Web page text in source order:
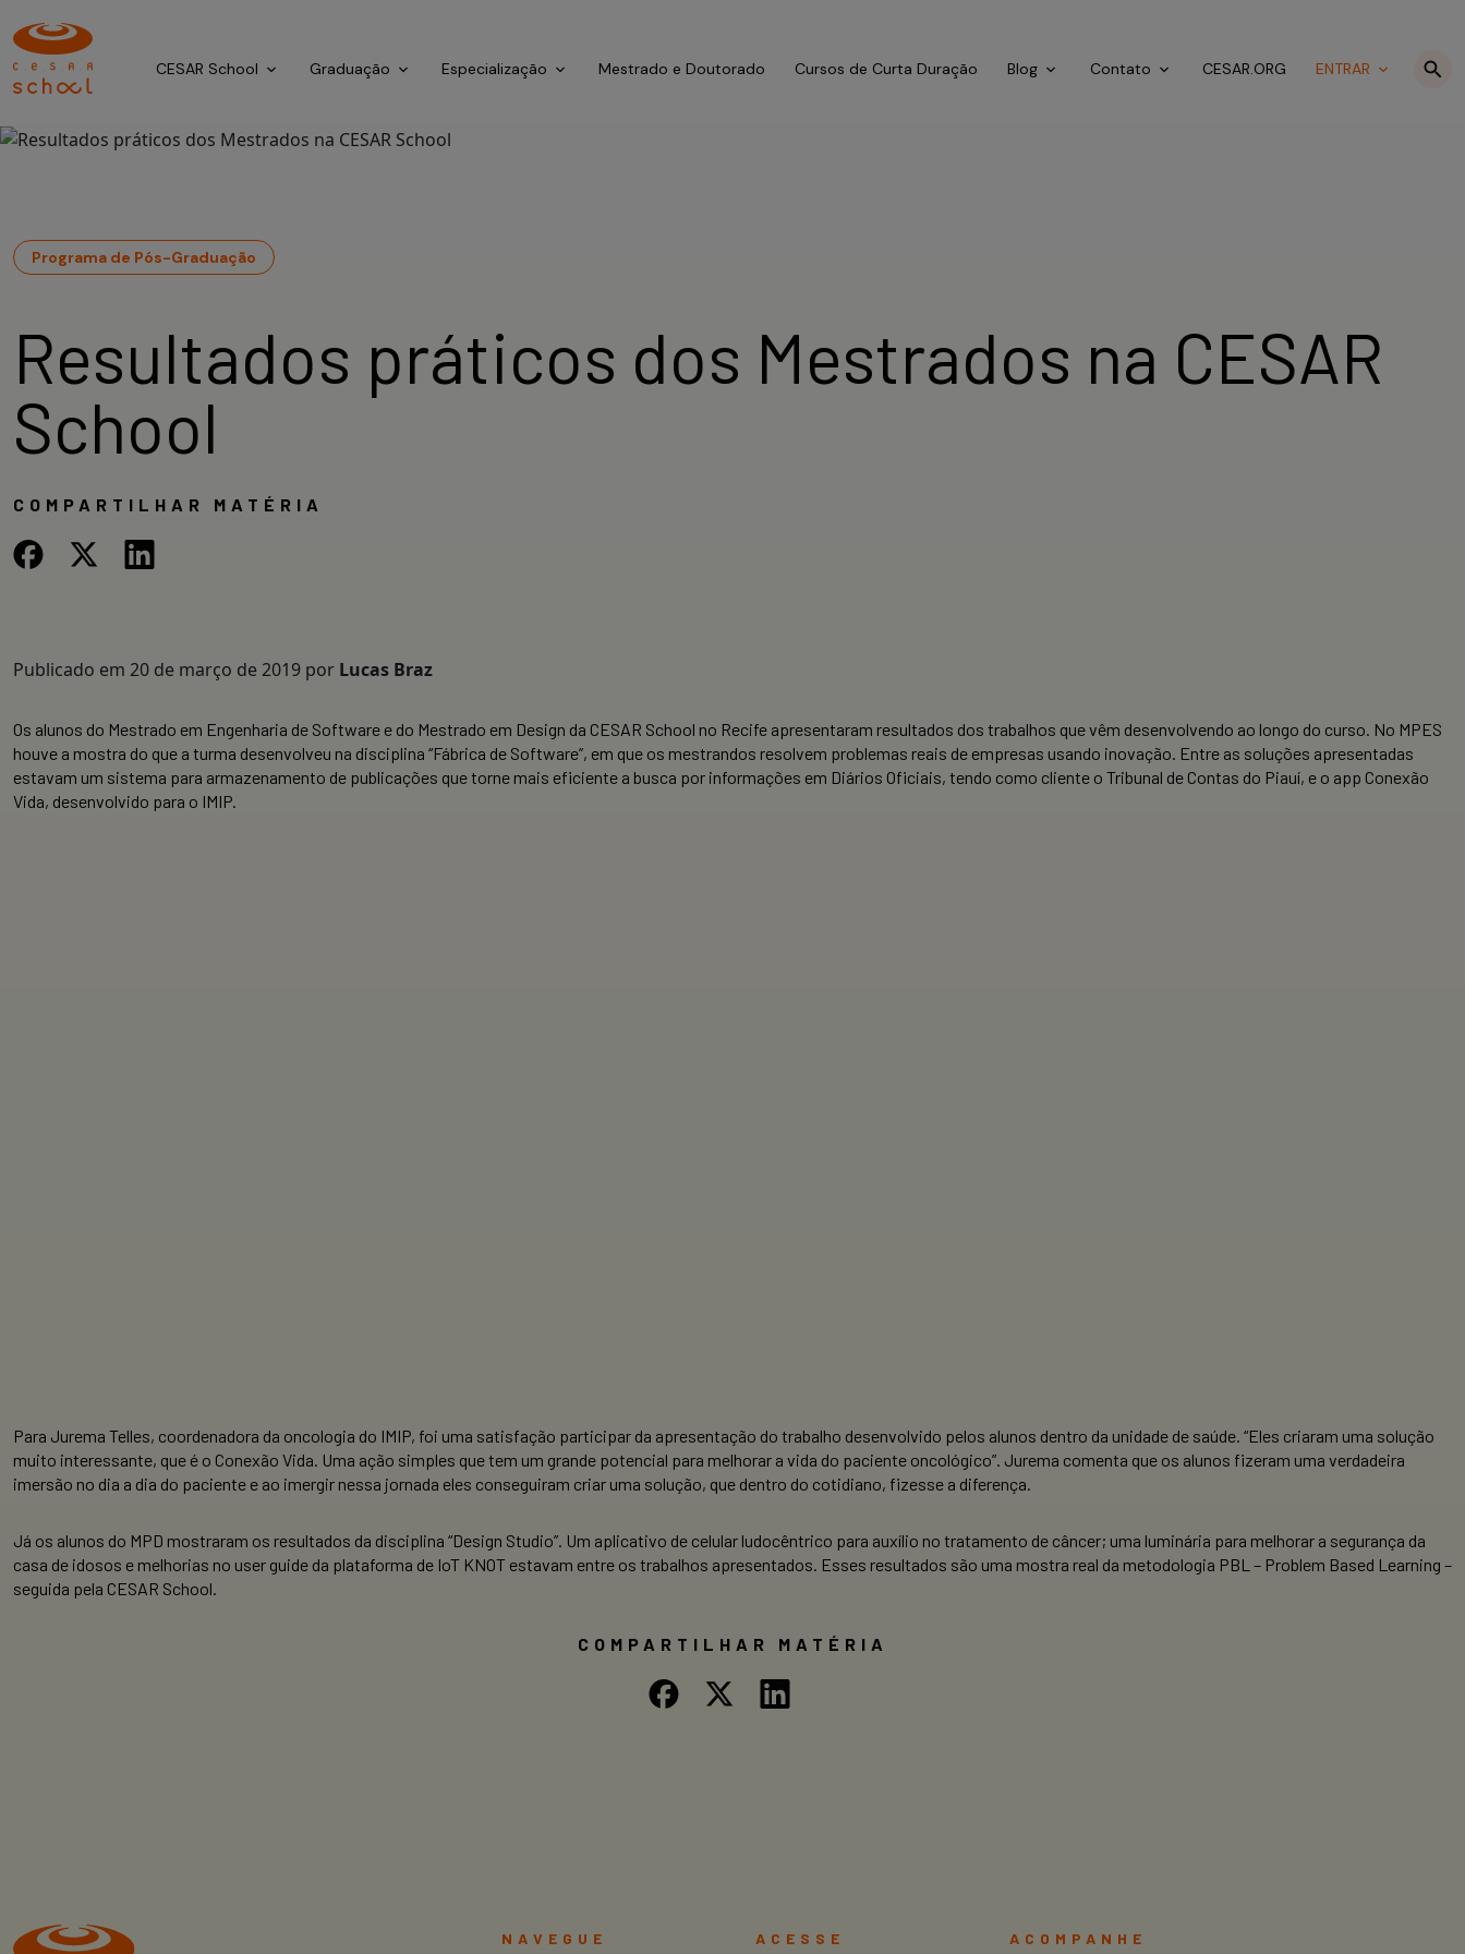
CESAR School Graduação Especialização Mestrado e Doutorado Cursos de Curta Duração Blog Contato CESAR.ORG ENTRAR
Programa de Pós-Graduação
Resultados práticos dos Mestrados na CESAR
School
COMPARTILHAR MATÉRIA
Publicado em 20 de março de 2019 por Lucas Braz
Os alunos do Mestrado em Engenharia de Software e do Mestrado em Design da CESAR School no Recife apresentaram resultados dos trabalhos que vêm desenvolvendo ao longo do curso. No MPES
houve a mostra do que a turma desenvolveu na disciplina “Fábrica de Software”, em que os mestrandos resolvem problemas reais de empresas usando inovação. Entre as soluções apresentadas
estavam um sistema para armazenamento de publicações que torne mais eficiente a busca por informações em Diários Oficiais, tendo como cliente o Tribunal de Contas do Piauí, e o app Conexão
Vida, desenvolvido para o IMIP.
Para Jurema Telles, coordenadora da oncologia do IMIP, foi uma satisfação participar da apresentação do trabalho desenvolvido pelos alunos dentro da unidade de saúde. “Eles criaram uma solução
muito interessante, que é o Conexão Vida. Uma ação simples que tem um grande potencial para melhorar a vida do paciente oncológico”. Jurema comenta que os alunos fizeram uma verdadeira
imersão no dia a dia do paciente e ao imergir nessa jornada eles conseguiram criar uma solução, que dentro do cotidiano, fizesse a diferença.
Já os alunos do MPD mostraram os resultados da disciplina “Design Studio”. Um aplicativo de celular ludocêntrico para auxílio no tratamento de câncer; uma luminária para melhorar a segurança da
casa de idosos e melhorias no user guide da plataforma de IoT KNOT estavam entre os trabalhos apresentados. Esses resultados são uma mostra real da metodologia PBL – Problem Based Learning –
seguida pela CESAR School.
COMPARTILHAR MATÉRIA
NAVEGUE ACESSE ACOMPANHE